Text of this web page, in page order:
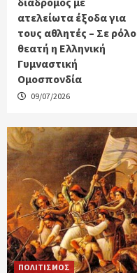
ατελείωτα έξοδα για
τους αθλητές – Σε ρόλο
θεατή η Ελληνική
Γυμναστική
Ομοσπονδία
09/07/2026
ΠΟΛΙΤΙΣΜΟΣ